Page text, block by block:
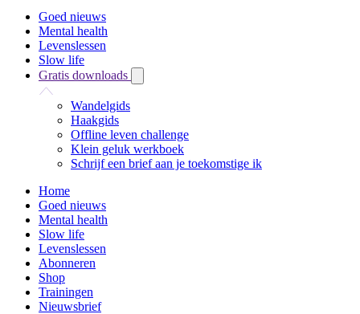
Goed nieuws
Mental health
Levenslessen
Slow life
Gratis downloads
Wandelgids
Haakgids
Offline leven challenge
Klein geluk werkboek
Schrijf een brief aan je toekomstige ik
Home
Goed nieuws
Mental health
Slow life
Levenslessen
Abonneren
Shop
Trainingen
Nieuwsbrief